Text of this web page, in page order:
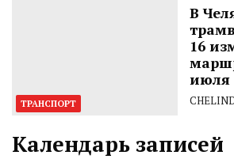
ТРАНСПОРТ
В
16
июля
Календарь записей